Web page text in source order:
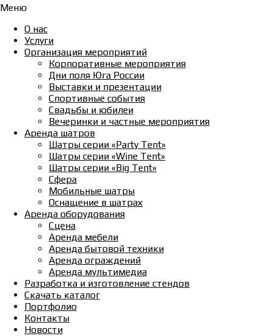
Меню
О нас
Услуги
Организация мероприятий
Корпоративные мероприятия
Дни поля Юга России
Выставки и презентации
Спортивные события
Свадьбы и юбилеи
Вечеринки и частные мероприятия
Аренда шатров
Шатры серии «Party Tent»
Шатры серии «Wine Tent»
Шатры серии «Big Tent»
Сфера
Мобильные шатры
Оснащение в шатрах
Аренда оборудования
Сцена
Аренда мебели
Аренда бытовой техники
Аренда ограждений
Аренда мультимедиа
Разработка и изготовление стендов
Скачать каталог
Портфолио
Контакты
Новости